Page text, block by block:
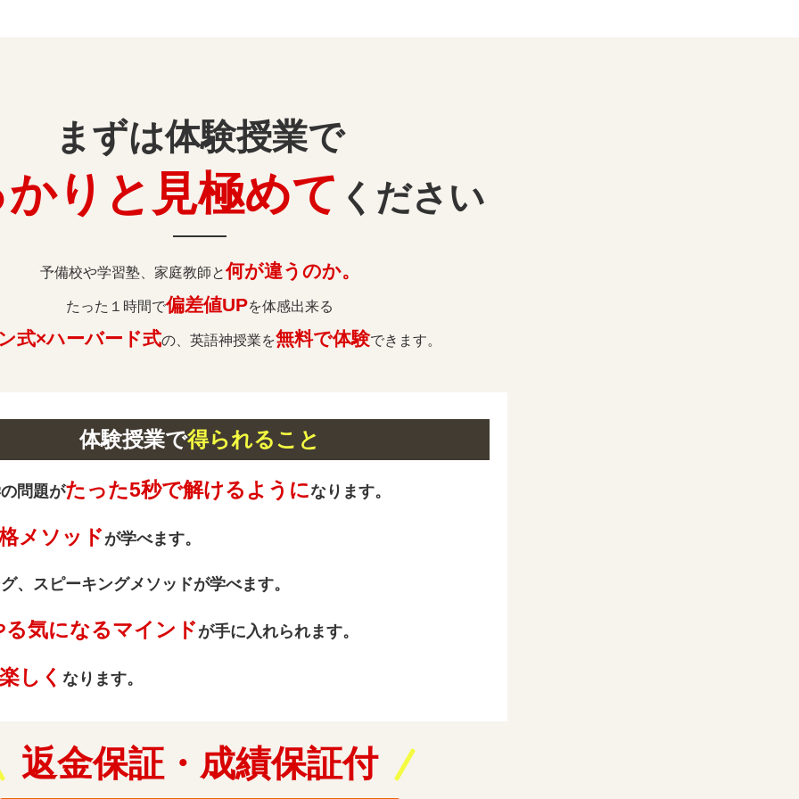
まずは体験授業で
りと見極めて ください
予備校や学習塾、家庭教師と何が違うのか。
たった１時間で偏差値UPを体感出来る
式×ハーバード式の、英語神授業を無料で体験できます。
体験授業で得られること
問題がたった5秒で解けるようになります。
メソッドが学べます。
、スピーキングメソッドが学べます。
る気になるマインドが手に入れられます。
しく なります。
返金保証・成績保証付